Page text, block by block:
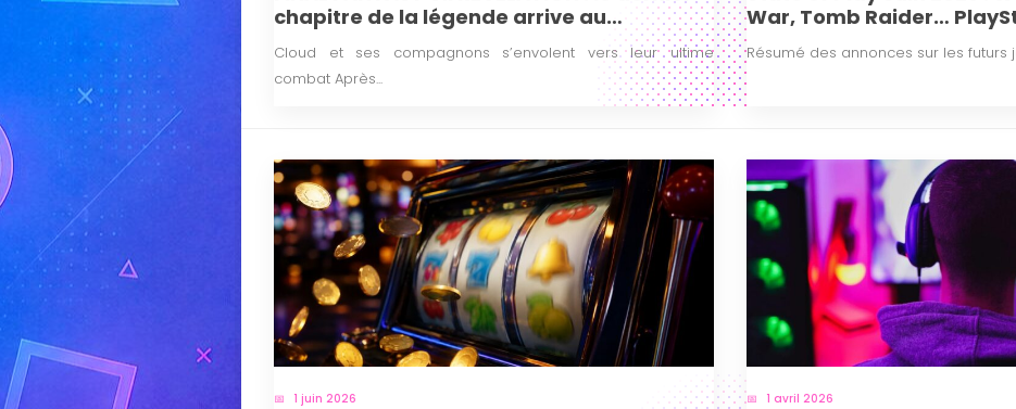
chapitre de la légende arrive au
Cloud et ses compagnons s’envolent vers leur ultime
combat Après...
War, Tomb Raider…
fort !
Résumé des annonces sur les futurs
1 juin 2026 1 avril 2026